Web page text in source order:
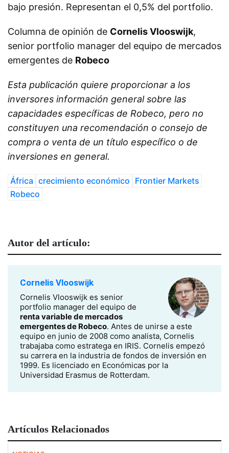
bajo presión. Representan el 0,5% del portfolio.
Columna de opinión de Cornelis Vlooswijk,
senior portfolio manager del equipo de mercados
emergentes de Robeco
Esta publicación quiere proporcionar a los
inversores información general sobre las
capacidades específicas de Robeco, pero no
constituyen una recomendación o consejo de
compra o venta de un título específico o de
inversiones en general.
África crecimiento económico Frontier Markets
Robeco
Autor del artículo:
Cornelis Vlooswijk
Cornelis Vlooswijk es senior
portfolio manager del equipo de
renta variable de mercados
emergentes de Robeco. Antes de unirse a este
equipo en junio de 2008 como analista, Cornelis
trabajaba como estratega en IRIS. Cornelis empezó
su carrera en la industria de fondos de inversión en
1999. Es licenciado en Económicas por la
Universidad Erasmus de Rotterdam.
Artículos Relacionados